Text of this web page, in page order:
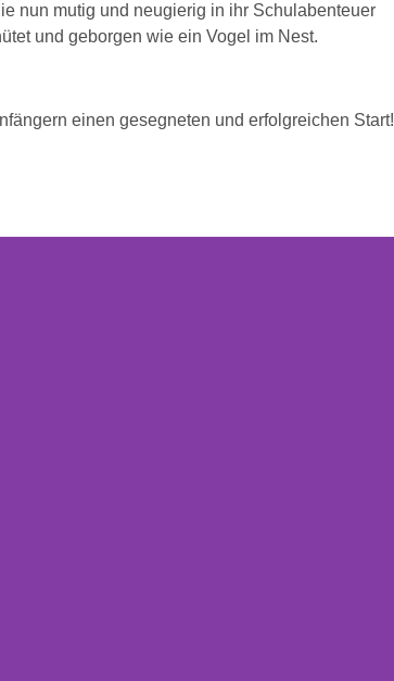
nun mutig und neugierig in ihr Schulabenteuer
und geborgen wie ein Vogel im Nest.
einen gesegneten und erfolgreichen Start!